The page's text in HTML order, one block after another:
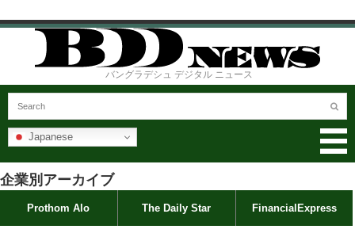
バングラデシュ デジタル ニュース
Japanese
企業別アーカイブ
Prothom Alo The Daily Star FinancialExpress